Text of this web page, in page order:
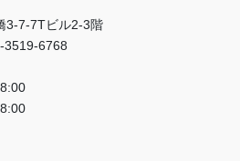
3-7-7Tビル2-3階
3519-6768